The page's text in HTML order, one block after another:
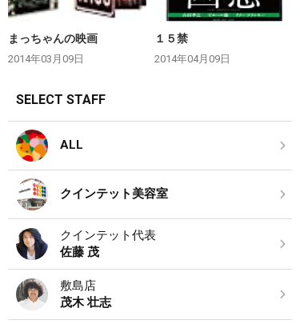
まっちゃんの映画
2014年03月09日
１５禁
2014年04月09日
SELECT STAFF
ALL
クインテット美容室
クインテット代表
佐藤 茂
敷島店
茂木 壮志